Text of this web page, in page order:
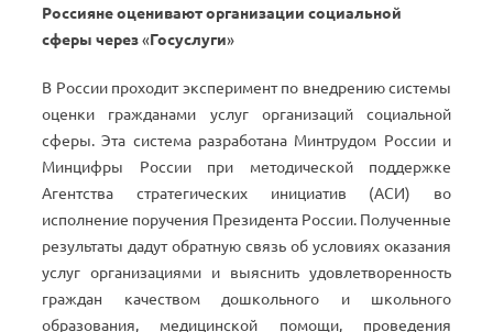
Россияне оценивают организации социальной
сферы через«Госуслуги»
В России проходит эксперимент по внедрению системы
оценки гражданами услуг организаций социальной
сферы. Эта система разработана Минтрудом России и
Минцифры России при методической поддержке
Агентства стратегических инициатив (АСИ) во
исполнение поручения Президента России. Полученные
результаты дадут обратную связь об условиях оказания
услуг организациями и выяснить удовлетворенность
граждан качеством дошкольного и школьного
образования, медицинской помощи, проведения